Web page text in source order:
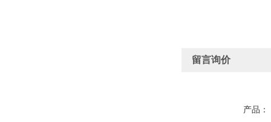
留言询价
产品：